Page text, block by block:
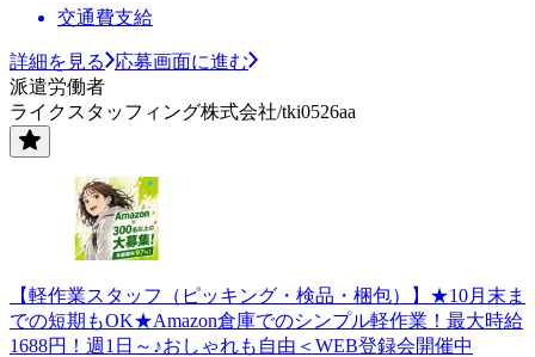
交通費支給
詳細を見る
応募画面に進む
派遣労働者
ライクスタッフィング株式会社/tki0526aa
【軽作業スタッフ（ピッキング・検品・梱包）】★10月末ま
での短期もOK★Amazon倉庫でのシンプル軽作業！最大時給
1688円！週1日～♪おしゃれも自由＜WEB登録会開催中